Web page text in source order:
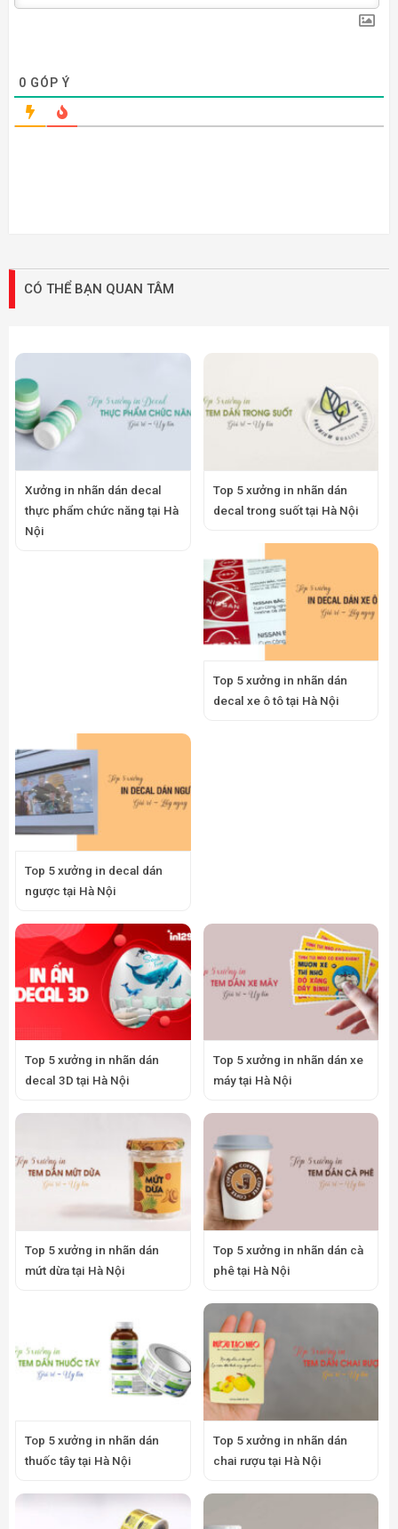
0 GÓP Ý
CÓ THỂ BẠN QUAN TÂM
Xưởng in nhãn dán decal
thực phẩm chức năng tại Hà
Nội
Top 5 xưởng in nhãn dán
decal trong suốt tại Hà Nội
Top 5 xưởng in nhãn dán
decal xe ô tô tại Hà Nội
Top 5 xưởng in decal dán
ngược tại Hà Nội
Top 5 xưởng in nhãn dán
decal 3D tại Hà Nội
Top 5 xưởng in nhãn dán xe
máy tại Hà Nội
Top 5 xưởng in nhãn dán
mứt dừa tại Hà Nội
Top 5 xưởng in nhãn dán cà
phê tại Hà Nội
Top 5 xưởng in nhãn dán
thuốc tây tại Hà Nội
Top 5 xưởng in nhãn dán
chai rượu tại Hà Nội